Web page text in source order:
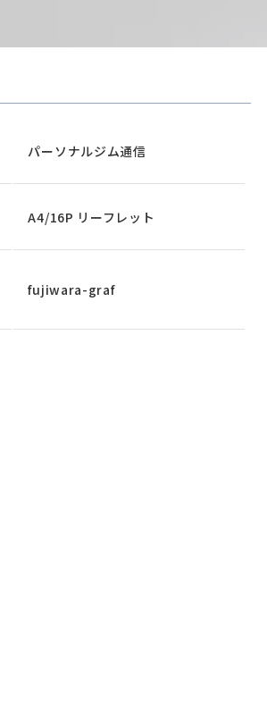
パーソナルジム通信
A4/16P リーフレット
fujiwara-graf